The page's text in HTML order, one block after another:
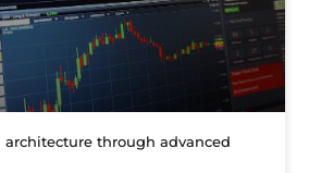
architecture through advanced